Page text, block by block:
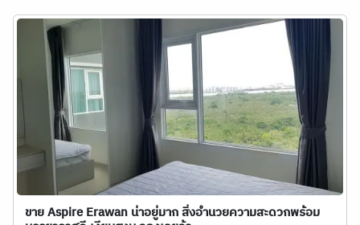
ขาย Aspire Erawan น่าอยู่มาก สิ่งอำนวยความสะดวกพร้อม